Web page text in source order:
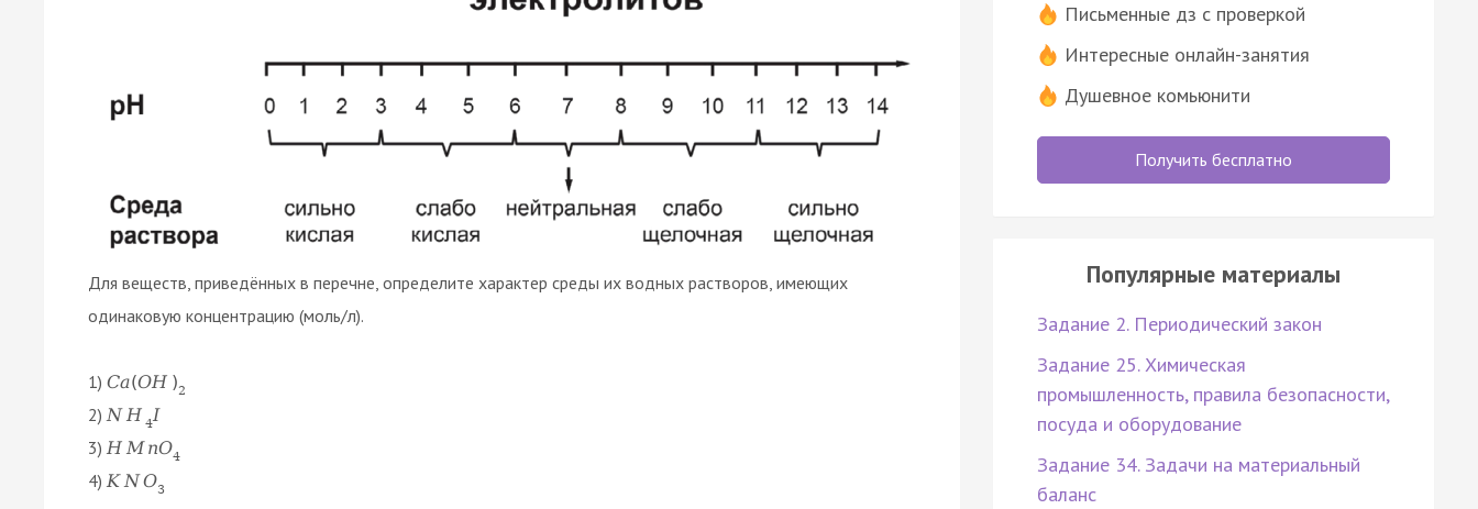
Для веществ, приведённых в перечне, определите характер среды их водных растворов, имеющих
одинаковую концентрацию (моль/л).
1) Ca(OH )2
2) N H 4I
3) H M nO4
4) K NO3
Письменные дз с проверкой
Интересные онлайн-занятия
Душевное комьюнити
Получить бесплатно
Популярные материалы
Задание 2. Периодический закон
Задание 25. Химическая
промышленность, правила безопасности,
посуда и оборудование
Задание 34. Задачи на материальный
баланс